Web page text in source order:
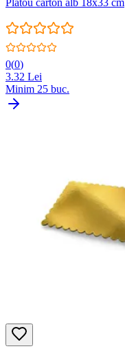
0(0)
3.32 Lei
Minim 25 buc.